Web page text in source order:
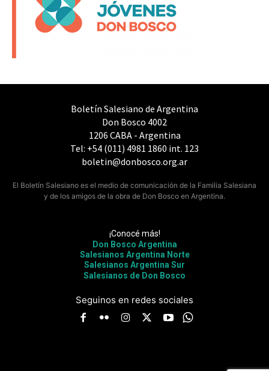
Boletín Salesiano de Argentina
Don Bosco 4002
1206 CABA - Argentina
Tel: +54 (011) 4981 1860 int. 123
boletin@donbosco.org.ar
El Boletín Salesiano es el medio de comunicación de la Familia Salesiana
y de los amigos de la obra de Don Bosco en Argentina.
¡Conocé más!
Don Bosco Argentina
Salesianos Argentina Norte
Salesianos Argentina Sur
Salesianos de Don Bosco
Seguinos en redes sociales